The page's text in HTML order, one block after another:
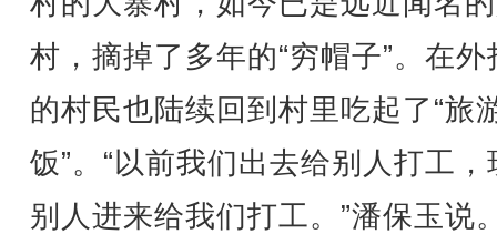
村，摘掉了多年的“穷帽子”。在外
的村民也陆续回到村里吃起了“旅
饭”。“以前我们出去给别人打工，
别人进来给我们打工。”潘保玉说